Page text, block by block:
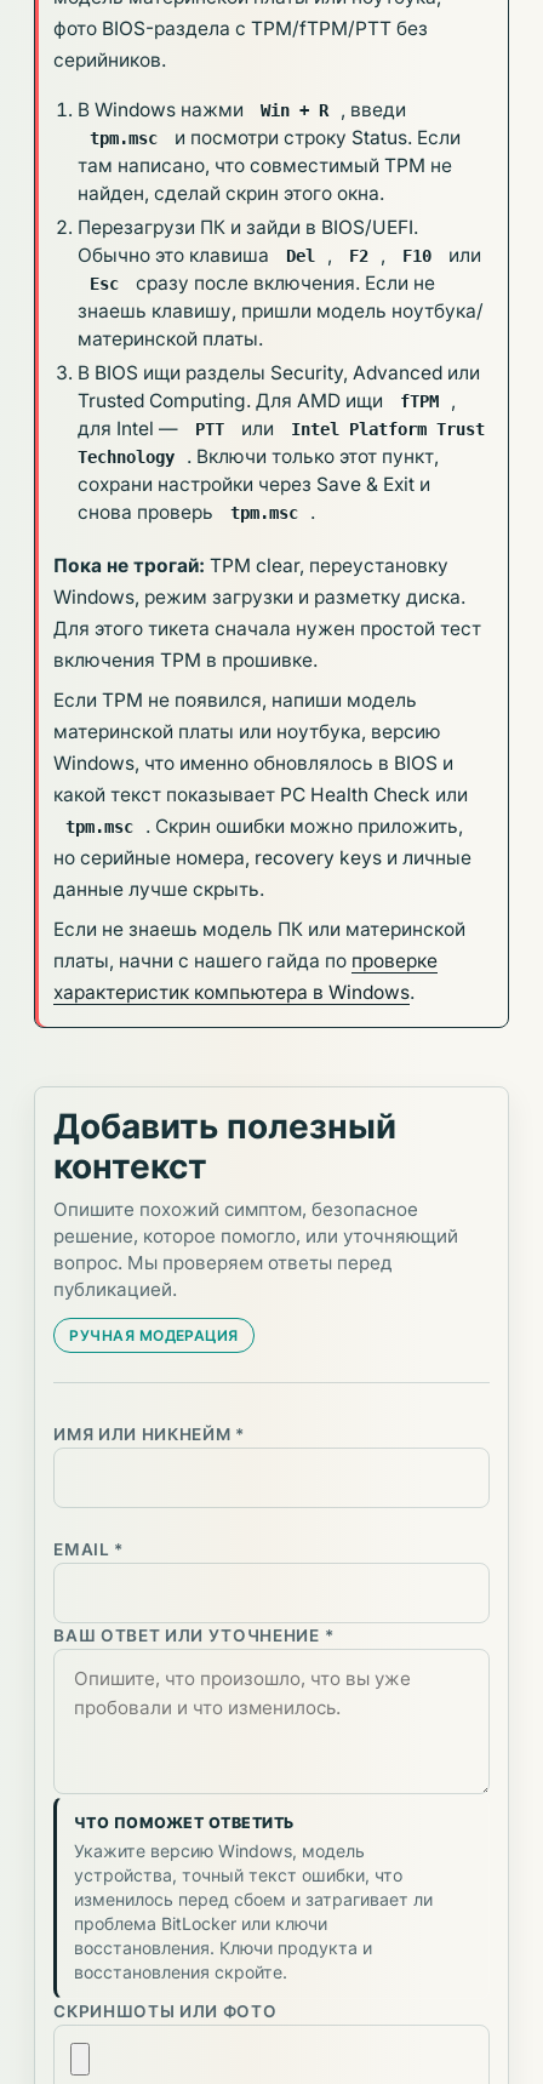
фото BIOS-раздела с TPM/fTPM/PTT без
серийников.
В Windows нажми Win + R , введи
tpm.msc
и посмотри строку Status. Если
там написано, что совместимый TPM не
найден, сделай скрин этого окна.
Перезагрузи ПК и зайди в BIOS/UEFI.
Обычно это клавиша
Del , F2 , F10 или
Esc
сразу после включения. Если не
знаешь клавишу, пришли модель ноутбука/
материнской платы.
В BIOS ищи разделы Security, Advanced или
Trusted Computing. Для AMD ищи
fTPM
,
для Intel —
PTT или
Intel Platform Trust
Technology
. Включи только этот пункт,
сохрани настройки через Save & Exit и
снова проверь
tpm.msc .
Пока не трогай: TPM clear, переустановку
Windows, режим загрузки и разметку диска.
Для этого тикета сначала нужен простой тест
включения TPM в прошивке.
Если TPM не появился, напиши модель
материнской платы или ноутбука, версию
Windows, что именно обновлялось в BIOS и
какой текст показывает PC Health Check или
tpm.msc
. Скрин ошибки можно приложить,
но серийные номера, recovery keys и личные
данные лучше скрыть.
Если не знаешь модель ПК или материнской
платы, начни с нашего гайда по проверке
характеристик компьютера в Windows.
Добавить полезный
контекст
Опишите похожий симптом, безопасное
решение, которое помогло, или уточняющий
вопрос. Мы проверяем ответы перед
публикацией.
РУЧНАЯ МОДЕРАЦИЯ
ИМЯ ИЛИ НИКНЕЙМ *
EMAIL *
ВАШ ОТВЕТ ИЛИ УТОЧНЕНИЕ *
ЧТО ПОМОЖЕТ ОТВЕТИТЬ
Укажите версию Windows, модель
устройства, точный текст ошибки, что
изменилось перед сбоем и затрагивает ли
проблема BitLocker или ключи
восстановления. Ключи продукта и
восстановления скройте.
СКРИНШОТЫ ИЛИ ФОТО